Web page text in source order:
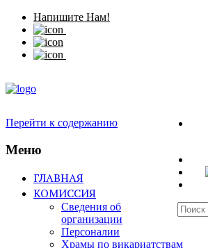
Напишите Нам!
Искать:
Перейти к содержанию
Меню
ГЛАВНАЯ
КОМИССИЯ
Сведения об
организации
Персоналии
Храмы по викариатствам